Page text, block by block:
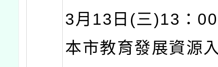
3月13日(三)13：
本市教育發展資源